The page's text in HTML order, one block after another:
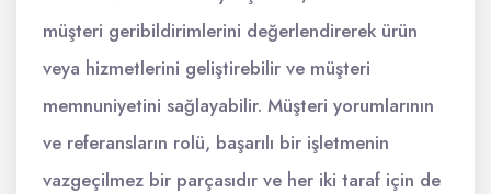
müşteri geribildirimlerini değerlendirerek ürün
veya hizmetlerini geliştirebilir ve müşteri
memnuniyetini sağlayabilir. Müşteri yorumlarının
ve referansların rolü, başarılı bir işletmenin
vazgeçilmez bir parçasıdır ve her iki taraf için de